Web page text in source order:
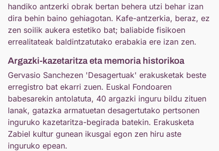
handiko antzerki obrak bertan behera utzi behar izan
dira behin baino gehiagotan. Kafe-antzerkia, beraz, ez
zen soilik aukera estetiko bat; baliabide fisikoen
errealitateak baldintzatutako erabakia ere izan zen.
Argazki-kazetaritza eta memoria historikoa
Gervasio Sanchezen 'Desagertuak' erakusketak beste
erregistro bat ekarri zuen. Euskal Fondoaren
babesarekin antolatuta, 40 argazki inguru bildu zituen
lanak, gatazka armatuetan desagertutako pertsonen
inguruko kazetaritza-begirada batekin. Erakusketa
Zabiel kultur gunean ikusgai egon zen hiru aste
inguruko epean.